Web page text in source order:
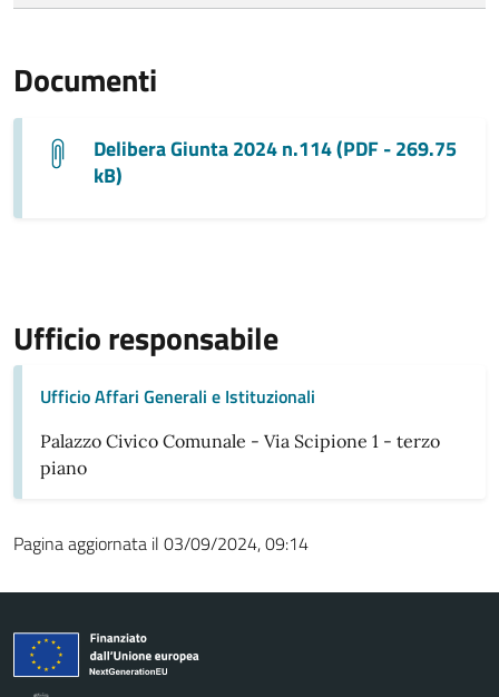
Documenti
Delibera Giunta 2024 n.114 (PDF - 269.75
kB)
Ufficio responsabile
Ufficio Affari Generali e Istituzionali
Palazzo Civico Comunale - Via Scipione 1 - terzo
piano
Pagina aggiornata il 03/09/2024, 09:14